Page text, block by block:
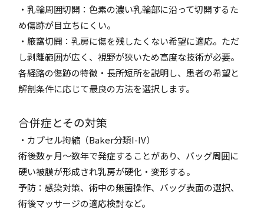
・乳輪周囲切開：色素の濃い乳輪部に沿って切開するた
め傷跡が目立ちにくい。
・腋窩切開：乳房に傷を残したくない希望に適応。ただ
し剥離範囲が広く、視野が狭いため高度な技術が必要。
各経路の傷跡の特徴・長所短所を説明し、患者の希望と
解剖条件に応じて最良の方法を選択します。
合併症とその対策
・カプセル拘縮（Baker分類I-IV）
術後数ヶ月～数年で発症することがあり、バッグ周囲に
硬い被膜が形成され乳房が硬化・変形する。
予防：感染対策、術中の無菌操作、バッグ表面の選択、
術後マッサージの適応検討など。